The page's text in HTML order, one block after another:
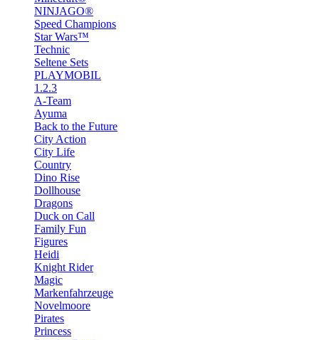
NINJAGO®
Speed Champions
Star Wars™
Technic
Seltene Sets
PLAYMOBIL
1.2.3
A-Team
Ayuma
Back to the Future
City Action
City Life
Country
Dino Rise
Dollhouse
Dragons
Duck on Call
Family Fun
Figures
Heidi
Knight Rider
Magic
Markenfahrzeuge
Novelmoore
Pirates
Princess